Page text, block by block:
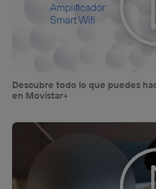
Descubre todo lo que puedes
en Movistar+